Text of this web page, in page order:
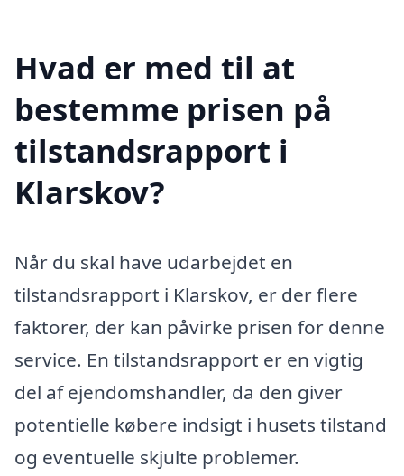
Hvad er med til at
bestemme prisen på
tilstandsrapport i
Klarskov?
Når du skal have udarbejdet en
tilstandsrapport i Klarskov, er der flere
faktorer, der kan påvirke prisen for denne
service. En tilstandsrapport er en vigtig
del af ejendomshandler, da den giver
potentielle købere indsigt i husets tilstand
og eventuelle skjulte problemer.